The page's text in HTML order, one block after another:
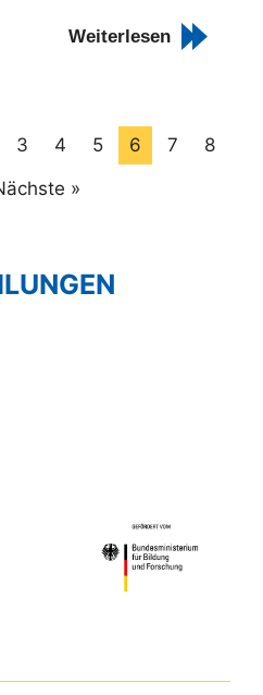
Weiterlesen
3 4 5 6 7
8
»